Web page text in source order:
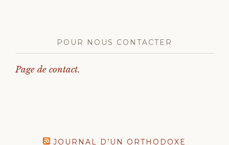
POUR NOUS CONTACTER
Page de contact.
JOURNAL D’UN ORTHODOXE